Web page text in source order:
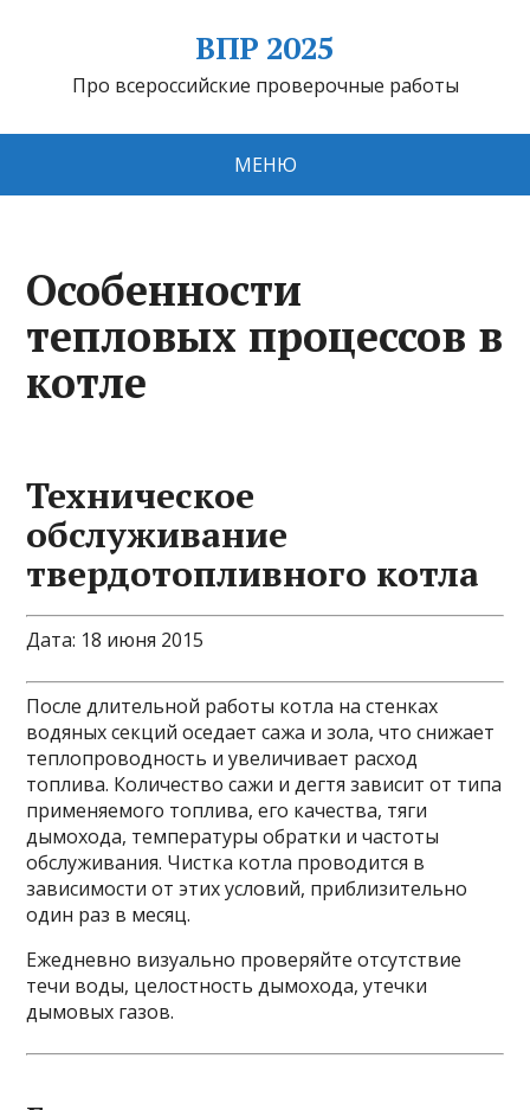
ВПР 2025
Про всероссийские проверочные работы
МЕНЮ
Особенности
тепловых процессов в
котле
Техническое
обслуживание
твердотопливного котла
Дата: 18 июня 2015
После длительной работы котла на стенках
водяных секций оседает сажа и зола, что снижает
теплопроводность и увеличивает расход
топлива. Количество сажи и дегтя зависит от типа
применяемого топлива, его качества, тяги
дымохода, температуры обратки и частоты
обслуживания. Чистка котла проводится в
зависимости от этих условий, приблизительно
один раз в месяц.
Ежедневно визуально проверяйте отсутствие
течи воды, целостность дымохода, утечки
дымовых газов.